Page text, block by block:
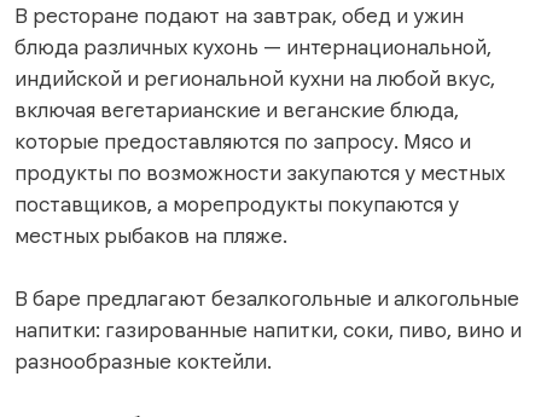
В ресторане подают на завтрак, обед и ужин
блюда различных кухонь — интернациональной,
индийской и региональной кухни на любой вкус,
включая вегетарианские и веганские блюда,
которые предоставляются по запросу. Мясо и
продукты по возможности закупаются у местных
поставщиков, а морепродукты покупаются у
местных рыбаков на пляже.
В баре предлагают безалкогольные и алкогольные
напитки: газированные напитки, соки, пиво, вино и
разнообразные коктейли.